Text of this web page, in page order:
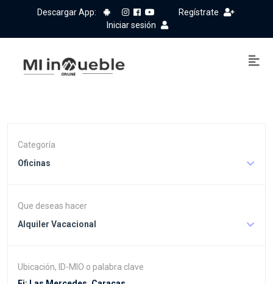
Descargar App:
Regístrate
Iniciar sesión
Categoría
Oficinas
Que deseas hacer
Alquiler Vacacional
Ubicación, ID-MIO o palabra clave